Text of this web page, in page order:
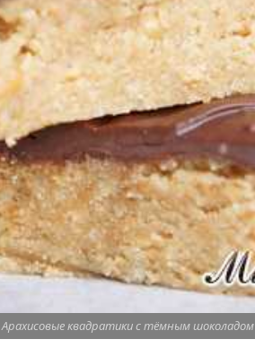
Арахисовые квадратики с тёмным шоколадом